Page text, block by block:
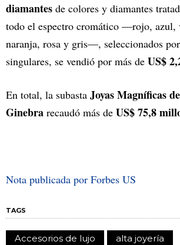
diamantes de colores y diamantes
todo el espectro cromático —rojo, azul,
naranja, rosa y gris—, seleccionados
singulares, se vendió por más de US$
En total, la subasta Joyas Magníficas
Ginebra recaudó más de US$ 75,8
Nota publicada por Forbes US
TAGS
Accesorios de lujo
alta joyería